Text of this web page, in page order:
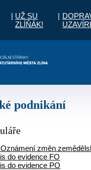
| UŽ SU
ZLÍŇÁK!
|
Potřebuji zaplatit
podnikání
změn
do evidence FO
do evidence PO